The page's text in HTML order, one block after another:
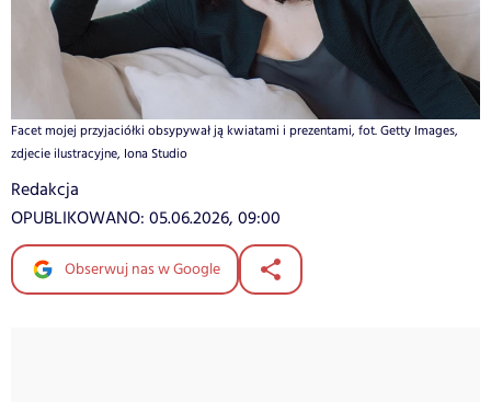
Facet mojej przyjaciółki obsypywał ją kwiatami i prezentami, fot. Getty Images,
zdjecie ilustracyjne, Iona Studio
Redakcja
OPUBLIKOWANO: 05.06.2026, 09:00
Obserwuj nas w Google